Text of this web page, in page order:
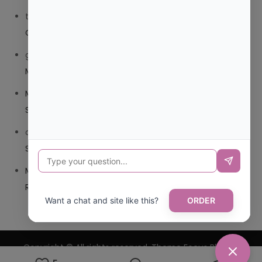
trolls_pipis
O TRIBEDOCE DX?
giovannaservin220
MUNICIPIO?
Mariana Pozo
SANITARIA CANARIA?
carmenharacil
SANITARIA CANARIA?
Mariana Pozoen¿CUAL ES CODIGO POSTAL DE
REPUBLICA DOMINICANA?
Copyright © All rights reserved. Theme Focus Blog by
Want a chat and site like this? ORDER